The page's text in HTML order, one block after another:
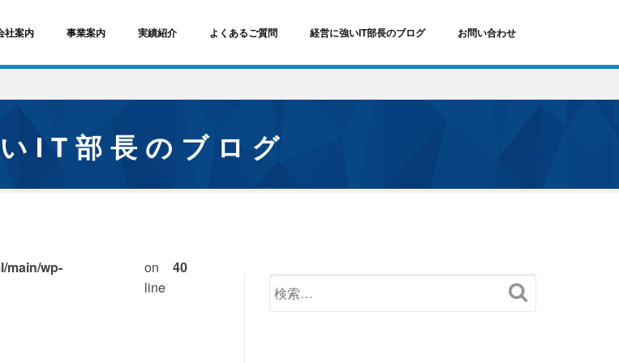
社案内 事業案内 実績紹介 よくあるご質問 経営に強いIT部長のブログ お問い合わせ
いIT部長のブログ
main/wp-
on
line
40